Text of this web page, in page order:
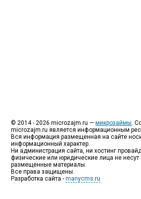
© 2014 - 2026 microzajm.ru —микрозаймы.
microzajm.ru является информационным
Вся информация размещенная на сайте
информационный характер.
Ни администрация сайта, ни хостинг
физические или юридические лица не несут
размещенные материалы.
Все права защищены.
Разработка сайта -manycms.ru